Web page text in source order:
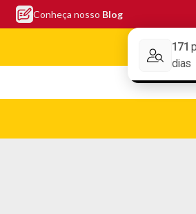
Conheça nosso Blog